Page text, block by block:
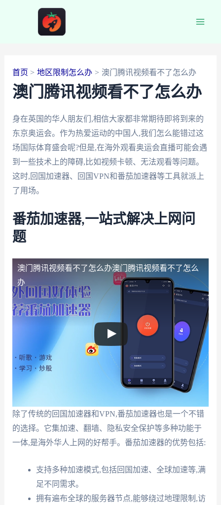
首页 地区限制怎么办 澳门腾讯视频看不了怎么办
澳门腾讯视频看不了怎么办
身在英国的华人朋友们,相信大家都非常期待即将到来的
东京奥运会。作为热爱运动的中国人,我们怎么能错过这
场国际体育盛会呢?但是,在海外观看奥运会直播可能会遇
到一些技术上的障碍,比如视频卡顿、无法观看等问题。
这时,回国加速器、回国VPN和番茄加速器等工具就派上
了用场。
番茄加速器,一站式解决上网问
题
澳门腾讯视频看不了怎么办澳门腾讯视频看不了怎么
办
除了传统的回国加速器和VPN,番茄加速器也是一个不错
的选择。它集加速、翻墙、隐私安全保护等多种功能于
一体,是海外华人上网的好帮手。番茄加速器的优势包括:
支持多种加速模式,包括回国加速、全球加速等,满
足不同需求。
拥有遍布全球的服务器节点,能够绕过地理限制,访